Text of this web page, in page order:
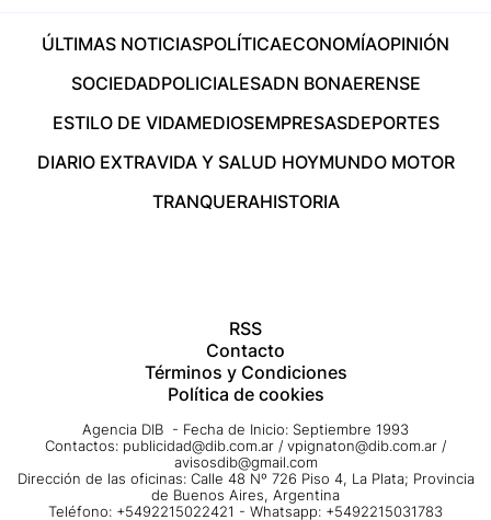
ÚLTIMAS NOTICIASPOLÍTICAECONOMÍAOPINIÓN
SOCIEDADPOLICIALESADN BONAERENSE
ESTILO DE VIDAMEDIOSEMPRESASDEPORTES
DIARIO EXTRAVIDA Y SALUD HOYMUNDO MOTOR
TRANQUERAHISTORIA
RSS
Contacto
Términos y Condiciones
Política de cookies
Agencia DIB - Fecha de Inicio: Septiembre 1993
Contactos: publicidad@dib.com.ar / vpignaton@dib.com.ar /
avisosdib@gmail.com
Dirección de las oficinas: Calle 48 Nº 726 Piso 4, La Plata; Provincia
de Buenos Aires, Argentina
Teléfono: +5492215022421 - Whatsapp: +5492215031783